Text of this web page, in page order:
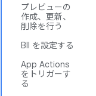
プレビューの
作成、更新、
削除を行う
BII を設定する
App Actions
をトリガーす
る